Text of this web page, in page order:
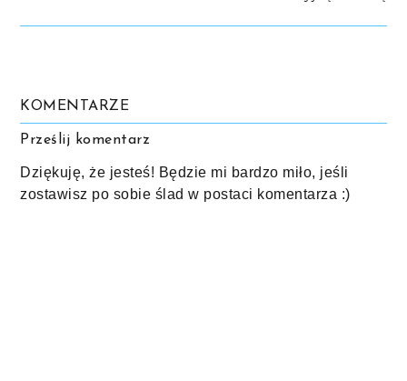
KOMENTARZE
Prześlij komentarz
Dziękuję, że jesteś! Będzie mi bardzo miło, jeśli
zostawisz po sobie ślad w postaci komentarza :)